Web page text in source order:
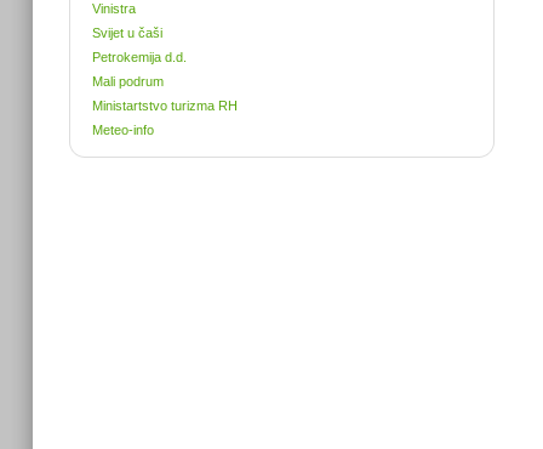
Vinistra
Svijet u čaši
Petrokemija d.d.
Mali podrum
Ministartstvo turizma RH
Meteo-info